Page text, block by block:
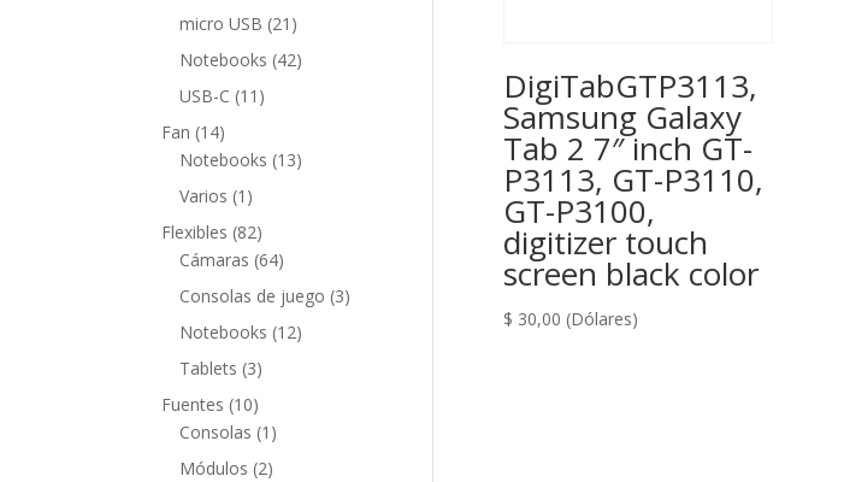
DigiTabGTP3113,
Samsung Galaxy
Tab 2 7″ inch GT-
P3113, GT-P3110,
GT-P3100,
digitizer touch
screen black color
$ 30,00 (Dólares)
productos
micro USB 21 21
productos
Notebooks 4242
USB-C 11 11
Fan 1414
productos
Notebooks 1313
Varios 1 1
producto
Flexibles 8282
productos
Cámaras 6464
productos
Consolas de juego 33
Notebooks 1212
Tablets 33
productos
Fuentes 1010
productos
Consolas 1 1
producto
Módulos 22